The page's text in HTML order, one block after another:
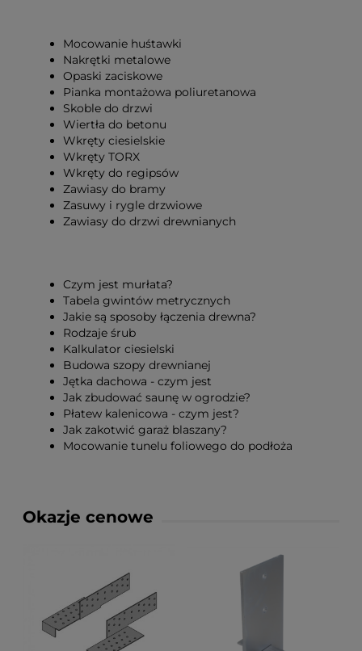
Mocowanie huśtawki
Nakrętki metalowe
Opaski zaciskowe
Pianka montażowa poliuretanowa
Skoble do drzwi
Wiertła do betonu
Wkręty ciesielskie
Wkręty TORX
Wkręty do regipsów
Zawiasy do bramy
Zasuwy i rygle drzwiowe
Zawiasy do drzwi drewnianych
Czym jest murłata?
Tabela gwintów metrycznych
Jakie są sposoby łączenia drewna?
Rodzaje śrub
Kalkulator ciesielski
Budowa szopy drewnianej
Jętka dachowa - czym jest
Jak zbudować saunę w ogrodzie?
Płatew kalenicowa - czym jest?
Jak zakotwić garaż blaszany?
Mocowanie tunelu foliowego do podłoża
Okazje cenowe